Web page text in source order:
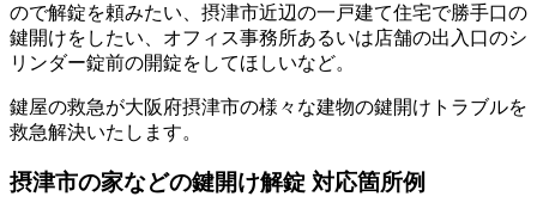
ので解錠を頼みたい、摂津市近辺の一戸建て住宅で勝手口の
鍵開けをしたい、オフィス事務所あるいは店舗の出入口のシ
リンダー錠前の開錠をしてほしいなど。
鍵屋の救急が大阪府摂津市の様々な建物の鍵開けトラブルを
救急解決いたします。
摂津市の家などの鍵開け解錠 対応箇所例